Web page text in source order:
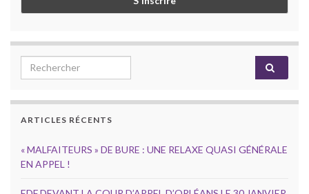
Search for:
ARTICLES RÉCENTS
« MALFAITEURS » DE BURE : UNE RELAXE QUASI GÉNÉRALE
EN APPEL !